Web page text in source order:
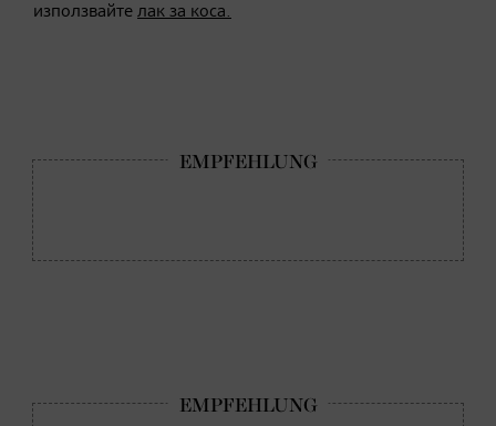
използвайте лак за коса.